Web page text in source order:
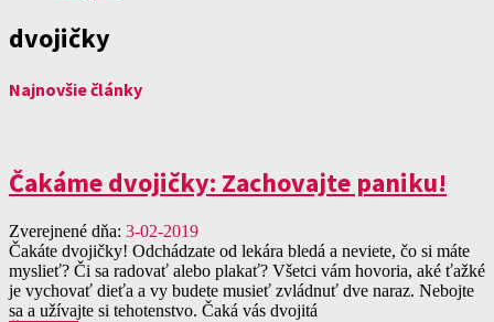
dvojičky
Najnovšie články
Čakáme dvojičky: Zachovajte paniku!
Zverejnené dňa: 3-02-2019
Čakáte dvojičky! Odchádzate od lekára bledá a neviete, čo si máte
myslieť? Či sa radovať alebo plakať? Všetci vám hovoria, aké ťažké
je vychovať dieťa a vy budete musieť zvládnuť dve naraz. Nebojte
sa a užívajte si tehotenstvo. Čaká vás dvojitá